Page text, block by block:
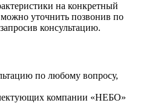
на конкретный
уточнить позвонив по
консультацию.
по любому вопросу,
компании «НЕБО»